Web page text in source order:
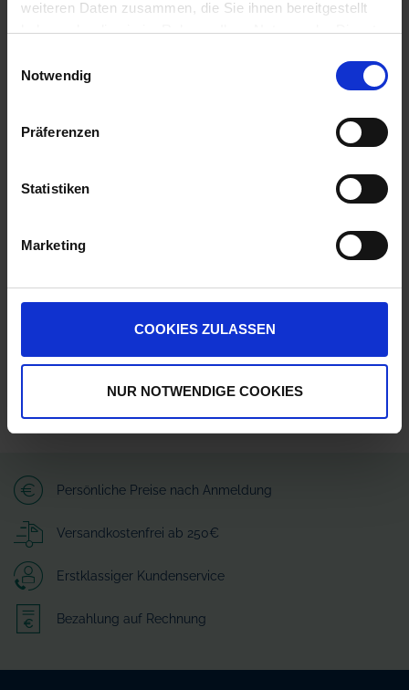
weiteren Daten zusammen, die Sie ihnen bereitgestellt
haben oder die sie im Rahmen Ihrer Nutzung der Dienste
Notwendig
Präferenzen
Statistiken
Marketing
COOKIES ZULASSEN
NUR NOTWENDIGE COOKIES
GRANIT Winkelstahlpfahl
ab Mittwoch, 12.
Artikel pro Seite
Produkte vergleichen
Persönliche Preise nach Anmeldung
Versandkostenfrei ab 250€
Erstklassiger Kundenservice
Bezahlung auf Rechnung